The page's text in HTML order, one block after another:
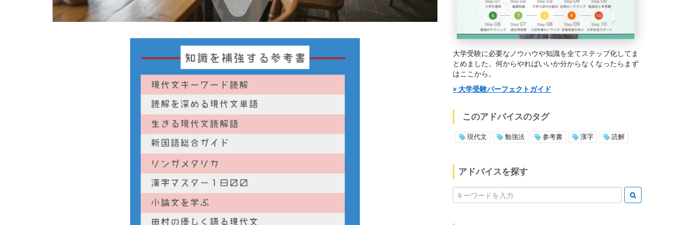
大学受験に必要なノウハウや知識を全てステップ化してま
とめました。何からやればいいか分からなくなったらまず
はここから。
> 大学受験パーフェクトガイド
このアドバイスのタグ
現代文 勉強法 参考書 漢字 読解
アドバイスを探す